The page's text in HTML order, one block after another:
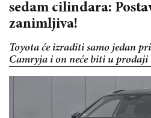
sedam cilindara:
zanimljiva!
Toyota će izraditi samo jedan
Camryja i on neće biti u prodaji